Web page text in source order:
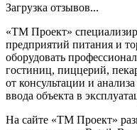
Загрузка отзывов...
«ТМ Проект»
предприятий питания и
оборудовать
гостиниц, пиццерий,
от консультации и
ввода объекта в
На сайте «ТМ Проект»